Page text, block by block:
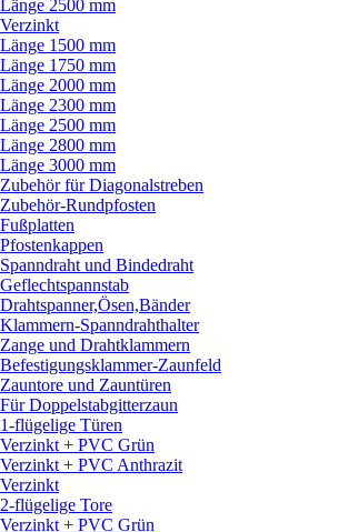
Länge 2500 mm
Verzinkt
Länge 1500 mm
Länge 1750 mm
Länge 2000 mm
Länge 2300 mm
Länge 2500 mm
Länge 2800 mm
Länge 3000 mm
Zubehör für Diagonalstreben
Zubehör-Rundpfosten
Fußplatten
Pfostenkappen
Spanndraht und Bindedraht
Geflechtspannstab
Drahtspanner,Ösen,Bänder
Klammern-Spanndrahthalter
Zange und Drahtklammern
Befestigungsklammer-Zaunfeld
Zauntore und Zauntüren
Für Doppelstabgitterzaun
1-flügelige Türen
Verzinkt + PVC Grün
Verzinkt + PVC Anthrazit
Verzinkt
2-flügelige Tore
Verzinkt + PVC Grün